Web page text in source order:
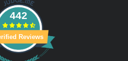
442
Reviews